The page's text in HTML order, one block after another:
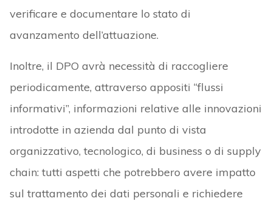
verificare e documentare lo stato di
avanzamento dell’attuazione.
Inoltre, il DPO avrà necessità di raccogliere
periodicamente, attraverso appositi “flussi
informativi”, informazioni relative alle innovazioni
introdotte in azienda dal punto di vista
organizzativo, tecnologico, di business o di supply
chain: tutti aspetti che potrebbero avere impatto
sul trattamento dei dati personali e richiedere